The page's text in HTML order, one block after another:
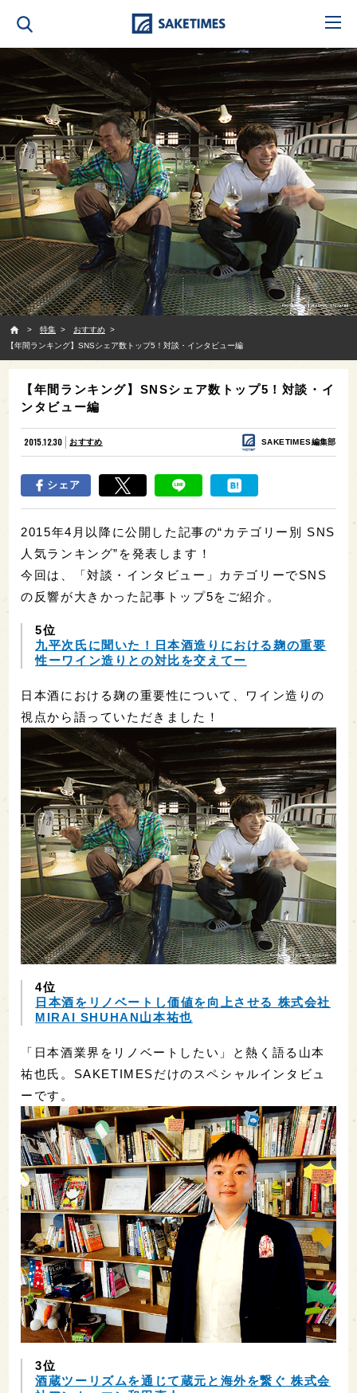
特集
おすすめ
【年間ランキング】SNSシェア数トップ5！対談・インタビュー編
【年間ランキング】SNSシェア数トップ5！対談・イ
ンタビュー編
2015.12.30 おすすめ SAKETIMES編集部
シェア
2015年4月以降に公開した記事の“カテゴリー別 SNS
人気ランキング”を発表します！
今回は、「対談・インタビュー」カテゴリーでSNS
の反響が大きかった記事トップ5をご紹介。
5位
九平次氏に聞いた！日本酒造りにおける麹の重要
性ーワイン造りとの対比を交えてー
日本酒における麹の重要性について、ワイン造りの
視点から語っていただきました！
4位
日本酒をリノベートし価値を向上させる 株式会社
MIRAI SHUHAN山本祐也
「日本酒業界をリノベートしたい」と熱く語る山本
祐也氏。SAKETIMESだけのスペシャルインタビュ
ーです。
3位
酒蔵ツーリズムを通じて蔵元と海外を繋ぐ 株式会